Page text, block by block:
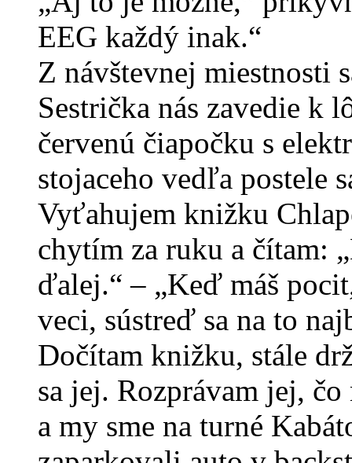
EEG každý inak.“
Z návštevnej miestnosti
Sestrička nás zavedie k
červenú čiapočku s
stojaceho vedľa postele
Vyťahujem knižku
chytím za ruku a čítam:
ďalej.“ – „Keď máš
veci, sústreď sa na to
Dočítam knižku, stále
sa jej. Rozprávam jej,
a my sme na turné